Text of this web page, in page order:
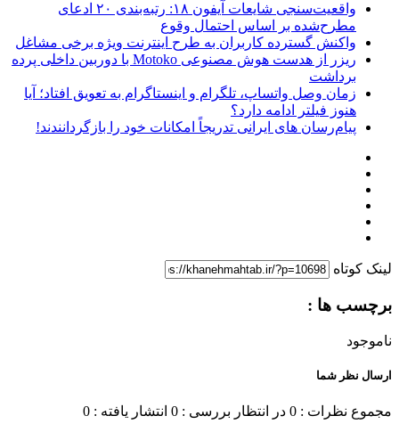
واقعیت‌سنجی شایعات آیفون ۱۸: رتبه‌بندی ۲۰ ادعای
مطرح‌شده بر اساس احتمال وقوع
واکنش گسترده کاربران به طرح اینترنت ویژه برخی مشاغل
ریزر از هدست هوش مصنوعی Motoko با دوربین داخلی پرده
برداشت
زمان وصل واتساپ، تلگرام و اینستاگرام به تعویق افتاد؛ آیا
هنوز فیلتر ادامه دارد؟
پیام‌رسان‌ های ایرانی تدریجاً امکانات خود را بازگردانندند!
لینک کوتاه
برچسب ها :
ناموجود
ارسال نظر شما
مجموع نظرات : 0 در انتظار بررسی : 0 انتشار یافته : 0